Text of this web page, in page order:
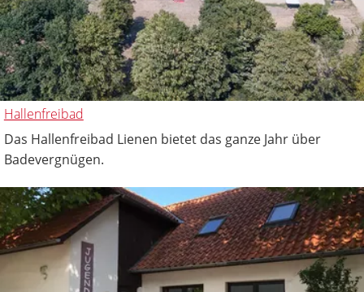
Hallenfreibad
Das Hallenfreibad Lienen bietet das ganze Jahr über
Badevergnügen.